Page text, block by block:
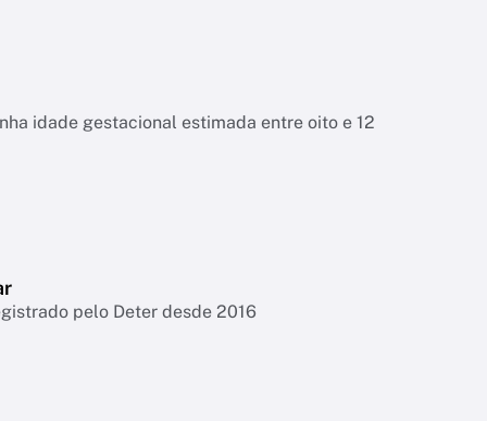
idade gestacional estimada entre oito e 12
pelo Deter desde 2016